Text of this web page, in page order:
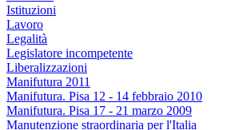
Istituzioni
Lavoro
Legalità
Legislatore incompetente
Liberalizzazioni
Manifutura 2011
Manifutura. Pisa 12 - 14 febbraio 2010
Manifutura. Pisa 17 - 21 marzo 2009
Manutenzione straordinaria per l'Italia